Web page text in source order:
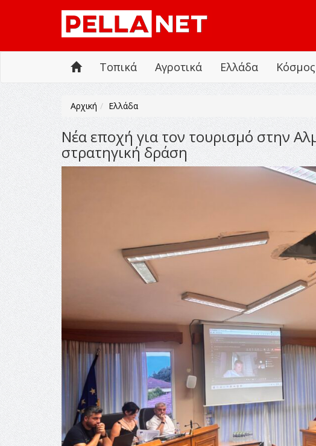
Τοπικά Αγροτικά Ελλάδα Κόσμος
Αρχική Ελλάδα
Νέα εποχή για τον τουρισμό στην
στρατηγική δράση